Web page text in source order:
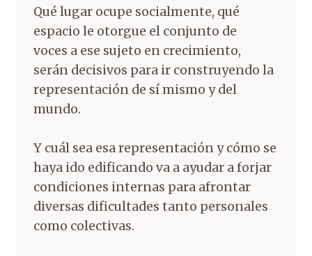
Qué lugar ocupe socialmente, qué
espacio le otorgue el conjunto de
voces a ese sujeto en crecimiento,
serán decisivos para ir construyendo la
representación de sí mismo y del
mundo.
Y cuál sea esa representación y cómo se
haya ido edificando va a ayudar a forjar
condiciones internas para afrontar
diversas dificultades tanto personales
como colectivas.